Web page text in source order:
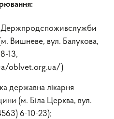
Держпродспоживслужби
Вишневе, вул. Балукова,
13,
oblvet.org.ua/)
державна лікарня
(м. Біла Церква, вул.
6-10-23);